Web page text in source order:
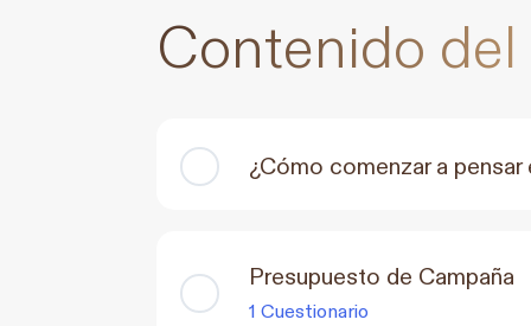
Contenido
¿Cómo comenzar a
Presupuesto de Campaña
1 Cuestionario